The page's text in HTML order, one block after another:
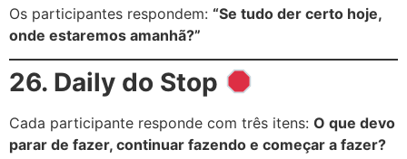
Os participantes respondem: “Se tudo der certo hoje,
onde estaremos amanhã?”
26. Daily do Stop
Cada participante responde com três itens: O que devo
parar de fazer, continuar fazendo e começar a fazer?